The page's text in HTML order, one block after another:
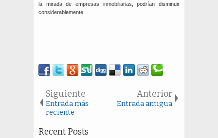
la mirada de empresas inmobiliarias, podrían disminuir
considerablemente.
Siguiente
Entrada más
reciente
Anterior
Entrada antigua
Recent Posts